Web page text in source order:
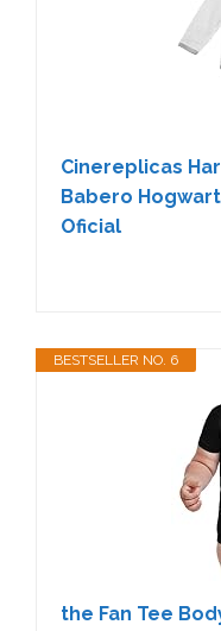
Cinereplicas
Babero
Oficial
BESTSELLER NO. 6
the Fan Tee